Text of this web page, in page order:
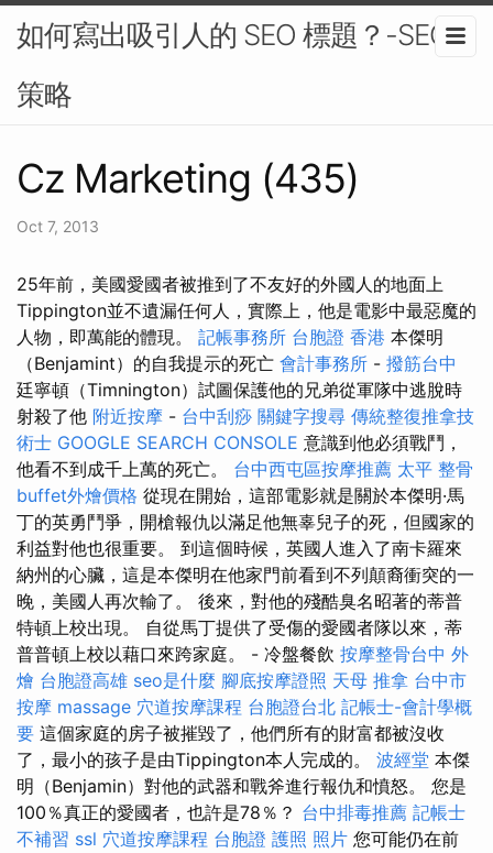
如何寫出吸引人的 SEO 標題？-SEO
策略
Cz Marketing (435)
Oct 7, 2013
25年前，美國愛國者被推到了不友好的外國人的地面上
Tippington並不遺漏任何人，實際上，他是電影中最惡魔的
人物，即萬能的體現。 記帳事務所 台胞證 香港 本傑明
（Benjamint）的自我提示的死亡 會計事務所 - 撥筋台中
廷寧頓（Timnington）試圖保護他的兄弟從軍隊中逃脫時
射殺了他 附近按摩 - 台中刮痧 關鍵字搜尋 傳統整復推拿技
術士 GOOGLE SEARCH CONSOLE 意識到他必須戰鬥，
他看不到成千上萬的死亡。 台中西屯區按摩推薦 太平 整骨
buffet外燴價格 從現在開始，這部電影就是關於本傑明·馬
丁的英勇鬥爭，開槍報仇以滿足他無辜兒子的死，但國家的
利益對他也很重要。 到這個時候，英國人進入了南卡羅來
納州的心臟，這是本傑明在他家門前看到不列顛裔衝突的一
晚，美國人再次輸了。 後來，對他的殘酷臭名昭著的蒂普
特頓上校出現。 自從馬丁提供了受傷的愛國者隊以來，蒂
普普頓上校以藉口來跨家庭。 - 冷盤餐飲 按摩整骨台中 外
燴 台胞證高雄 seo是什麼 腳底按摩證照 天母 推拿 台中市
按摩 massage 穴道按摩課程 台胞證台北 記帳士-會計學概
要 這個家庭的房子被摧毀了，他們所有的財富都被沒收
了，最小的孩子是由Tippington本人完成的。 波經堂 本傑
明（Benjamin）對他的武器和戰斧進行報仇和憤怒。 您是
100％真正的愛國者，也許是78％？ 台中排毒推薦 記帳士
不補習 ssl 穴道按摩課程 台胞證 護照 照片 您可能仍在前